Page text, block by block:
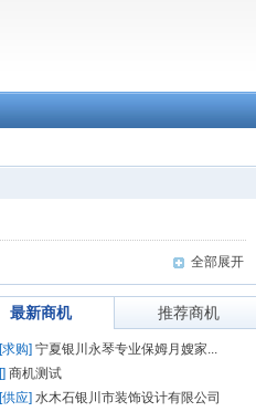
全部展开
最新商机 推荐商机
[求购] 宁夏银川永琴专业保姆月嫂家...
[] 商机测试
[供应] 水木石银川市装饰设计有限公司